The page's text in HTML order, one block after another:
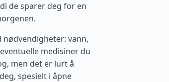
de sparer deg for en
vann,
medisiner du
men det er lurt å
spesielt i åpne